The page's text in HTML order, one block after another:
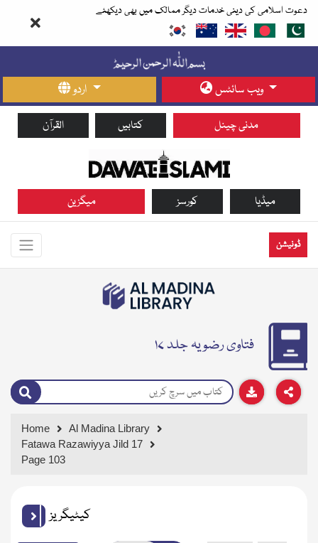
دعوت اسلامی کی دینی خدمات دیگر ممالک میں بھی دیکھئے
اردو ویب سائٹس
القرآن کتابیں مدنی چینل
میگزین کورسز میڈیا
ڈونیشن
فتاوی رضویہ جلد ۱۷
Home
Al Madina Library
Fatawa Razawiyya Jild 17
Page 103
کیٹیگریز